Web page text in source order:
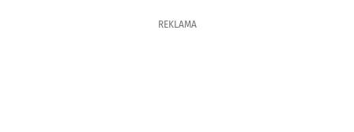
REKLAMA